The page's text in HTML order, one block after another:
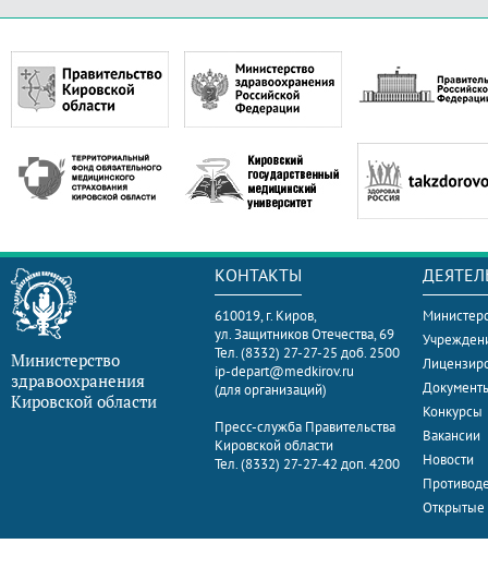
Министерство
здравоохранения
Кировской области
КОНТАКТЫ
610019, г. Киров,
ул. Защитников Отечества, 69
Тел. (8332) 27-27-25 доб. 2500
ip-depart@medkirov.ru
(для организаций)
Пресс-служба Правительства
Кировской области
Тел. (8332) 27-27-42 доп. 4200
Конкурсы
Вакансии
Новости